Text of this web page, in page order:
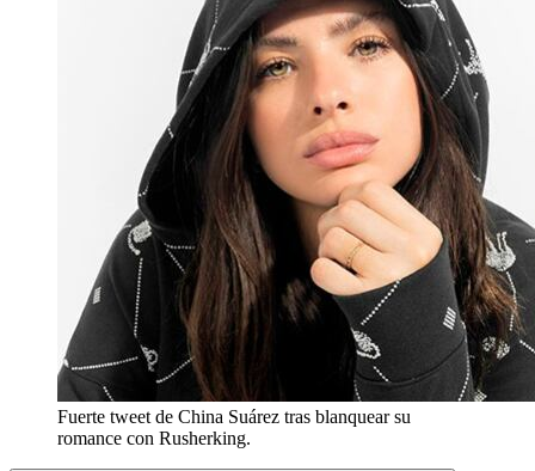
Fuerte tweet de China Suárez tras blanquear su
romance con Rusherking.